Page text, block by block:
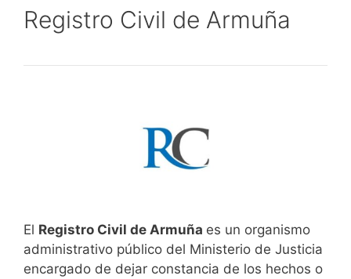
Registro Civil de Armuña
El Registro Civil de Armuña es un organismo
administrativo público del Ministerio de Justicia
encargado de dejar constancia de los hechos o